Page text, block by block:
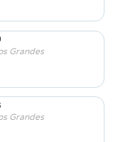
Grandes
Grandes